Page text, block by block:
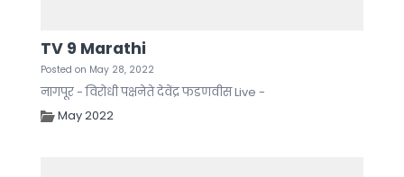
TV 9 Marathi
Posted on May 28, 2022
नागपूर - विरोधी पक्षनेते देवेंद्र फडणवीस Live -
May 2022